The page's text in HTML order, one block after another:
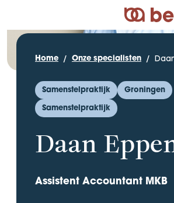
Logo
Home Onze specialisten
Samenstelpraktijk Groningen
Samenstelpraktijk
Daan
Assistent Accountant MKB